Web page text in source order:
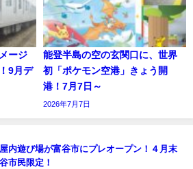
ージ
9月デ
能登半島の空の玄関口に、世界
初「ポケモン空港」きょう開
港！7月7日～
2026年7月7日
内遊び場が富谷市にプレオープン！４月末
市民限定！